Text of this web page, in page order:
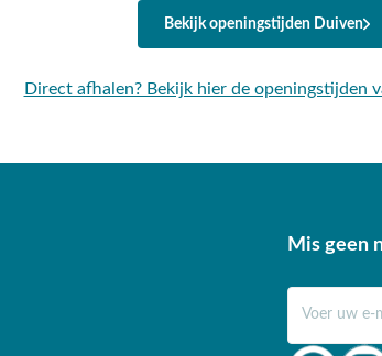
Bekijk openingstijden Duiven
Direct afhalen? Bekijk hier de openingstijden
Mis geen